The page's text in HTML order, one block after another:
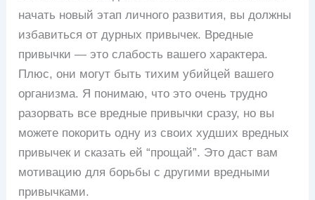
начать новый этап личного развития, вы должны
избавиться от дурных привычек. Вредные
привычки — это слабость вашего характера.
Плюс, они могут быть тихим убийцей вашего
организма. Я понимаю, что это очень трудно
разорвать все вредные привычки сразу, но вы
можете покорить одну из своих худших вредных
привычек и сказать ей “прощай”. Это даст вам
мотивацию для борьбы с другими вредными
привычками.